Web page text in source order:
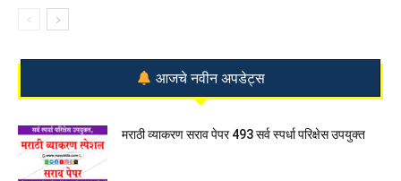
आजचे नवीन अपडेट्स
मराठी व्याकरण सराव पेपर 493 सर्व स्पर्धा परिक्षेस उपयुक्त